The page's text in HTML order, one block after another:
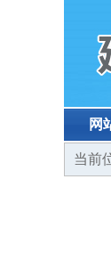
网
当前